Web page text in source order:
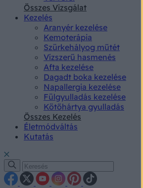
Összes Vizsgálat
Kezelés
Aranyér kezelése
Kemoterápia
Szürkehályog műtét
Vízszerű hasmenés
Afta kezelése
Dagadt boka kezelése
Napallergia kezelése
Fülgyulladás kezelése
Kötőhártya gyulladás
Összes Kezelés
Életmódváltás
Kutatás